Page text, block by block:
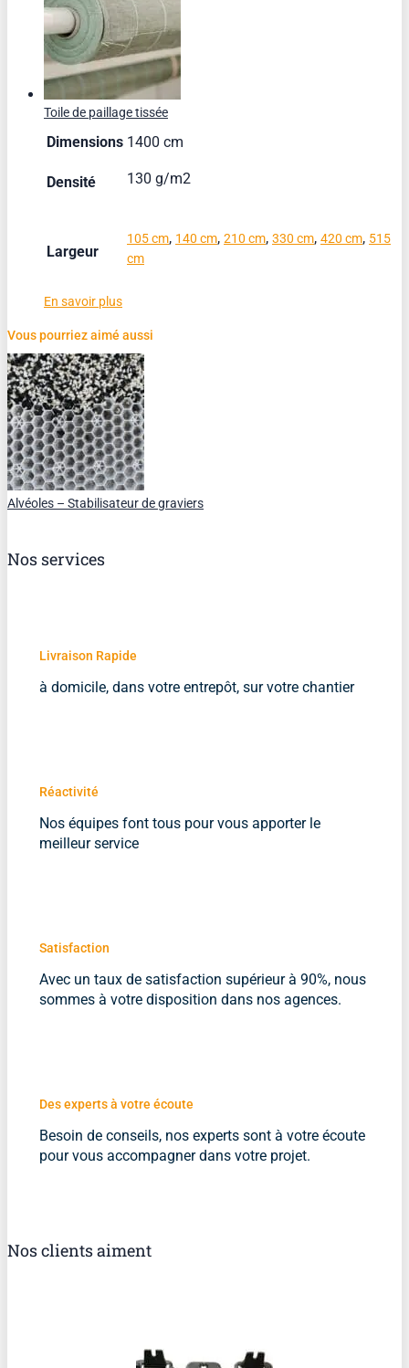
Toile de paillage tissée
Dimensions 1400 cm
Densité 130 g/m2
Largeur
105 cm, 140 cm, 210 cm, 330 cm, 420 cm, 515
cm
En savoir plus
Vous pourriez aimé aussi
Alvéoles – Stabilisateur de graviers
Nos services
Livraison Rapide
à domicile, dans votre entrepôt, sur votre chantier
Réactivité
Nos équipes font tous pour vous apporter le
meilleur service
Satisfaction
Avec un taux de satisfaction supérieur à 90%, nous
sommes à votre disposition dans nos agences.
Des experts à votre écoute
Besoin de conseils, nos experts sont à votre écoute
pour vous accompagner dans votre projet.
Nos clients aiment